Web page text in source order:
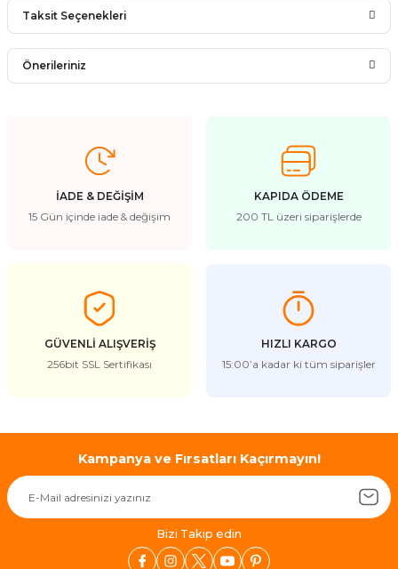
Bu ürüne ilk yorumu siz yapın!
Taksit Seçenekleri
Önerileriniz
kullanarak tarafımıza iletebilirsiniz.
Görüş ve önerileriniz için teşekkür ederiz.
Ürün resmi kalitesiz, bozuk veya görüntülenemiyor.
Ürün fiyatı diğer sitelerden daha pahalı.
Bu ürüne benzer farklı alternatifler olmalı.
Gönder
İADE & DEĞİŞİM
15 Gün içinde iade & değişim
KAPIDA ÖDEME
200 TL üzeri siparişlerde
GÜVENLİ ALIŞVERİŞ
256bit SSL Sertifikası
HIZLI KARGO
15:00’a kadar ki tüm siparişler
Kampanya ve Fırsatları Kaçırmayın!
Bizi Takip edin